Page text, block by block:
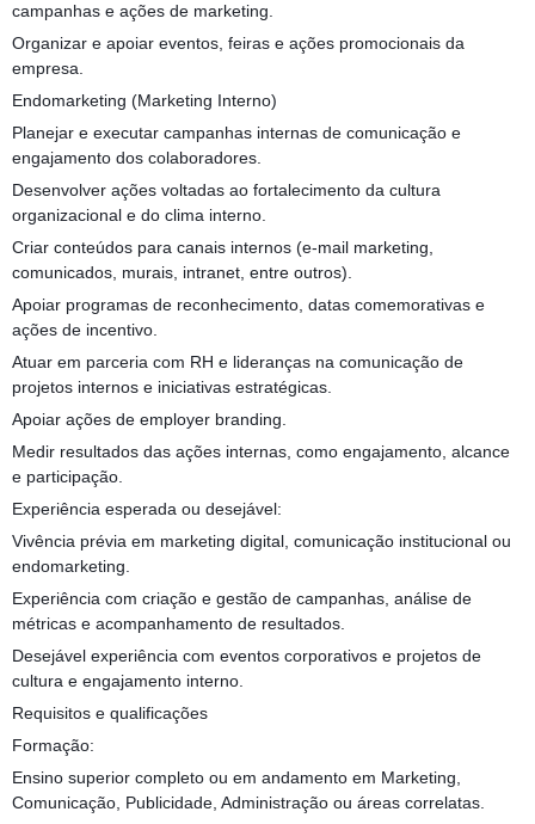
campanhas e ações de marketing.
Organizar e apoiar eventos, feiras e ações promocionais da
empresa.
Endomarketing (Marketing Interno)
Planejar e executar campanhas internas de comunicação e
engajamento dos colaboradores.
Desenvolver ações voltadas ao fortalecimento da cultura
organizacional e do clima interno.
Criar conteúdos para canais internos (e-mail marketing,
comunicados, murais, intranet, entre outros).
Apoiar programas de reconhecimento, datas comemorativas e
ações de incentivo.
Atuar em parceria com RH e lideranças na comunicação de
projetos internos e iniciativas estratégicas.
Apoiar ações de employer branding.
Medir resultados das ações internas, como engajamento, alcance
e participação.
Experiência esperada ou desejável:
Vivência prévia em marketing digital, comunicação institucional ou
endomarketing.
Experiência com criação e gestão de campanhas, análise de
métricas e acompanhamento de resultados.
Desejável experiência com eventos corporativos e projetos de
cultura e engajamento interno.
Requisitos e qualificações
Formação:
Ensino superior completo ou em andamento em Marketing,
Comunicação, Publicidade, Administração ou áreas correlatas.